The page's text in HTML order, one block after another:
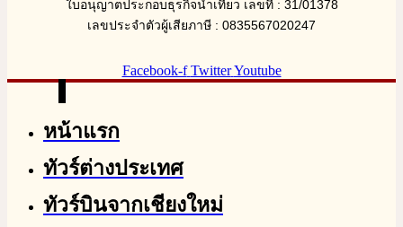
ใบอนุญาตประกอบธุรกิจนำเที่ยว เลขที่ : 31/01378
เลขประจำตัวผู้เสียภาษี : 0835567020247
Facebook-f Twitter Youtube
หน้าแรก
ทัวร์ต่างประเทศ
ทัวร์บินจากเชียงใหม่